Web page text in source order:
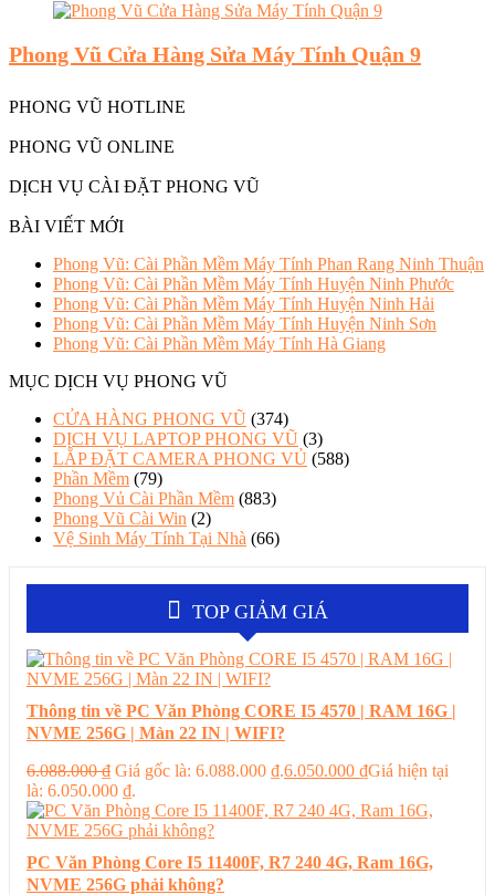
Phong Vũ Cửa Hàng Sửa Máy Tính Quận 9
PHONG VŨ HOTLINE
PHONG VŨ ONLINE
DỊCH VỤ CÀI ĐẶT PHONG VŨ
BÀI VIẾT MỚI
Phong Vũ: Cài Phần Mềm Máy Tính Phan Rang Ninh Thuận
Phong Vũ: Cài Phần Mềm Máy Tính Huyện Ninh Phước
Phong Vũ: Cài Phần Mềm Máy Tính Huyện Ninh Hải
Phong Vũ: Cài Phần Mềm Máy Tính Huyện Ninh Sơn
Phong Vũ: Cài Phần Mềm Máy Tính Hà Giang
MỤC DỊCH VỤ PHONG VŨ
CỬA HÀNG PHONG VŨ (374)
DỊCH VỤ LAPTOP PHONG VŨ (3)
LẮP ĐẶT CAMERA PHONG VỦ (588)
Phần Mềm (79)
Phong Vủ Cài Phần Mềm (883)
Phong Vũ Cài Win (2)
Vệ Sinh Máy Tính Tại Nhà (66)
TOP GIẢM GIÁ
Thông tin về PC Văn Phòng CORE I5 4570 | RAM 16G |
NVME 256G | Màn 22 IN | WIFI?
6.088.000₫ Giá gốc là: 6.088.000 ₫.6.050.000 ₫Giá hiện tại
là: 6.050.000 ₫.
PC Văn Phòng Core I5 11400F, R7 240 4G, Ram 16G,
NVME 256G phải không?